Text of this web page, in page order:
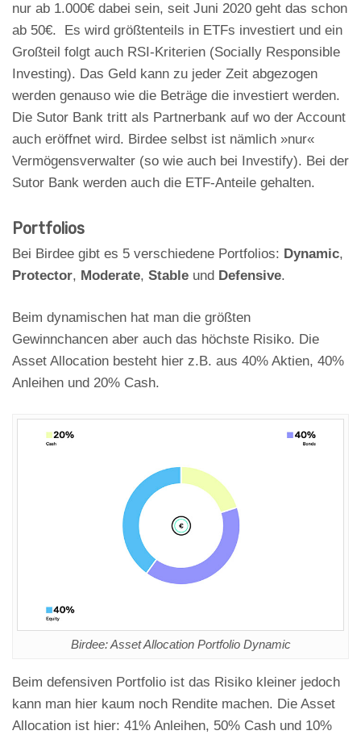
nur ab 1.000€ dabei sein, seit Juni 2020 geht das schon
ab 50€. Es wird größtenteils in ETFs investiert und ein
Großteil folgt auch RSI-Kriterien (Socially Responsible
Investing). Das Geld kann zu jeder Zeit abgezogen
werden genauso wie die Beträge die investiert werden.
Die Sutor Bank tritt als Partnerbank auf wo der Account
auch eröffnet wird. Birdee selbst ist nämlich »nur«
Vermögensverwalter (so wie auch bei Investify). Bei der
Sutor Bank werden auch die ETF-Anteile gehalten.
Portfolios
Bei Birdee gibt es 5 verschiedene Portfolios: Dynamic,
Protector, Moderate, Stable und Defensive.
Beim dynamischen hat man die größten
Gewinnchancen aber auch das höchste Risiko. Die
Asset Allocation besteht hier z.B. aus 40% Aktien, 40%
Anleihen und 20% Cash.
Birdee: Asset Allocation Portfolio Dynamic
Beim defensiven Portfolio ist das Risiko kleiner jedoch
kann man hier kaum noch Rendite machen. Die Asset
Allocation ist hier: 41% Anleihen, 50% Cash und 10%